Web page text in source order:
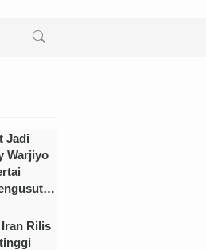
Jadi
Warjiyo
Rilis